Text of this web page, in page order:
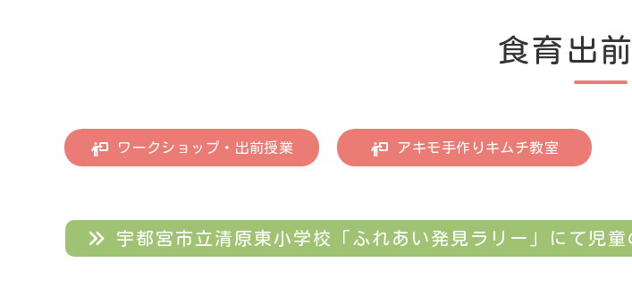
食育出
ワークショップ・出前授業 アキモ手作りキムチ教室
宇都宮市立清原東小学校「ふれあい発見ラリー」にて児